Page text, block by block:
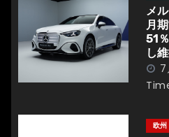
メ
月
51
し
7
欧州